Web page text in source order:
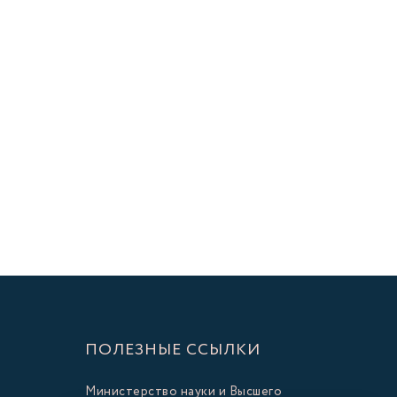
ПОЛЕЗНЫЕ ССЫЛКИ
Министерство науки и Высшего